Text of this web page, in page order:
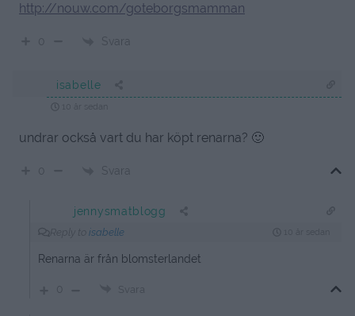
http://nouw.com/goteborgsmamman
0 Svara
isabelle
10 år sedan
undrar också vart du har köpt renarna? 🙂
0 Svara
jennysmatblogg
isabelle
Renarna är från blomsterlandet
0 Svara